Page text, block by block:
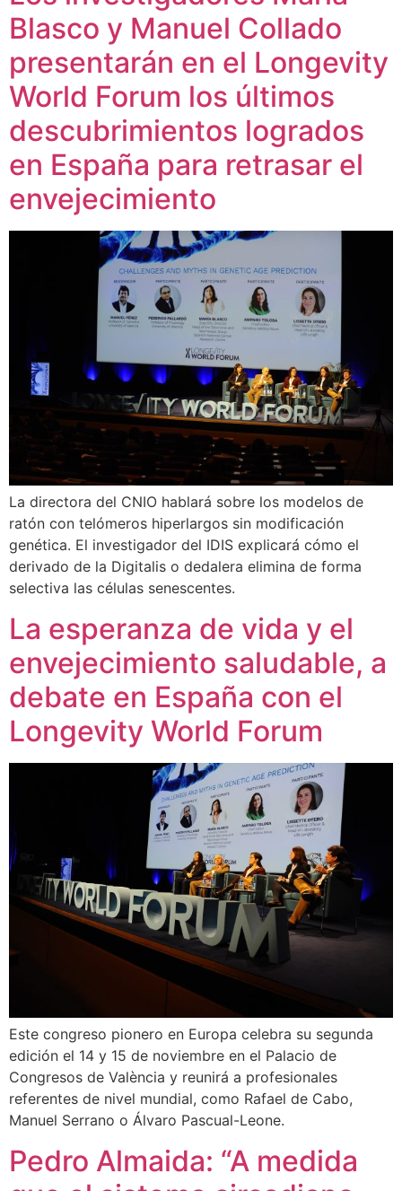
Blasco y Manuel Collado
presentarán en el Longevity
World Forum los últimos
descubrimientos logrados
en España para retrasar el
envejecimiento
La directora del CNIO hablará sobre los modelos de
ratón con telómeros hiperlargos sin modificación
genética. El investigador del IDIS explicará cómo el
derivado de la Digitalis o dedalera elimina de forma
selectiva las células senescentes.
La esperanza de vida y el
envejecimiento saludable, a
debate en España con el
Longevity World Forum
Este congreso pionero en Europa celebra su segunda
edición el 14 y 15 de noviembre en el Palacio de
Congresos de València y reunirá a profesionales
referentes de nivel mundial, como Rafael de Cabo,
Manuel Serrano o Álvaro Pascual-Leone.
Pedro Almaida: “A medida